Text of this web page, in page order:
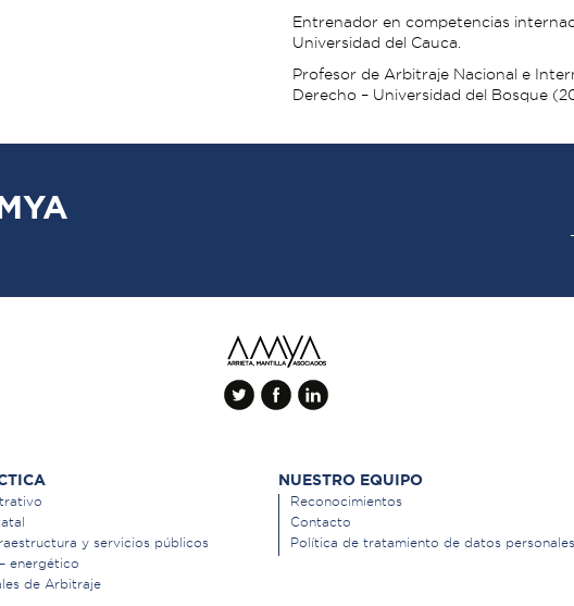
Entrenador en competencias
Universidad del Cauca.
Profesor de Arbitraje Nacional e
Derecho – Universidad del Bosque
y servicios públicos
energético
de Arbitraje
NUESTRO EQUIPO
Reconocimientos
Contacto
Política de tratamiento de datos personales